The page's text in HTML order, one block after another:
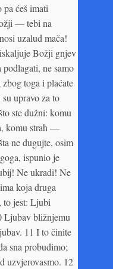
ćeš imati
— tebi na
uzalud mača!
Božji gnjev
ne samo
toga i plaćate
upravo za to
ste dužni: komu
komu strah —
ne dugujte, osim
ispunio je
Ne ukradi! Ne
koja druga
to jest: Ljubi
Ljubav bližnjemu
11 I to činite
sna probudimo;
uzvjerovasmo. 12